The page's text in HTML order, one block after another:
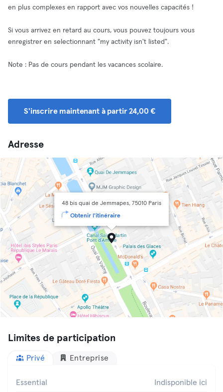
en plus complexes en rapport avec vos nouvelles capacités !
Si vous arrivez en retard au cours, vous pouvez toujours vous
enregistrer en selectionnant "my activity isn't listed".
Note : Pas de cours pendant les vacances scolaire.
S'inscrire maintenant à partir 24,00 €
Adresse
48 bis quai de Jemmapes, 75010 Paris
Obtenir l'itinéraire
Limites de participation
Privé Entreprise
Essential Indisponible ici